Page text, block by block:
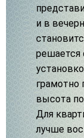
и в
решается
грамотно
высота
Для
лучше